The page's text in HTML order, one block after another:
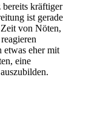
kräftiger
ist gerade
von Nöten,
etwas eher mit
eine